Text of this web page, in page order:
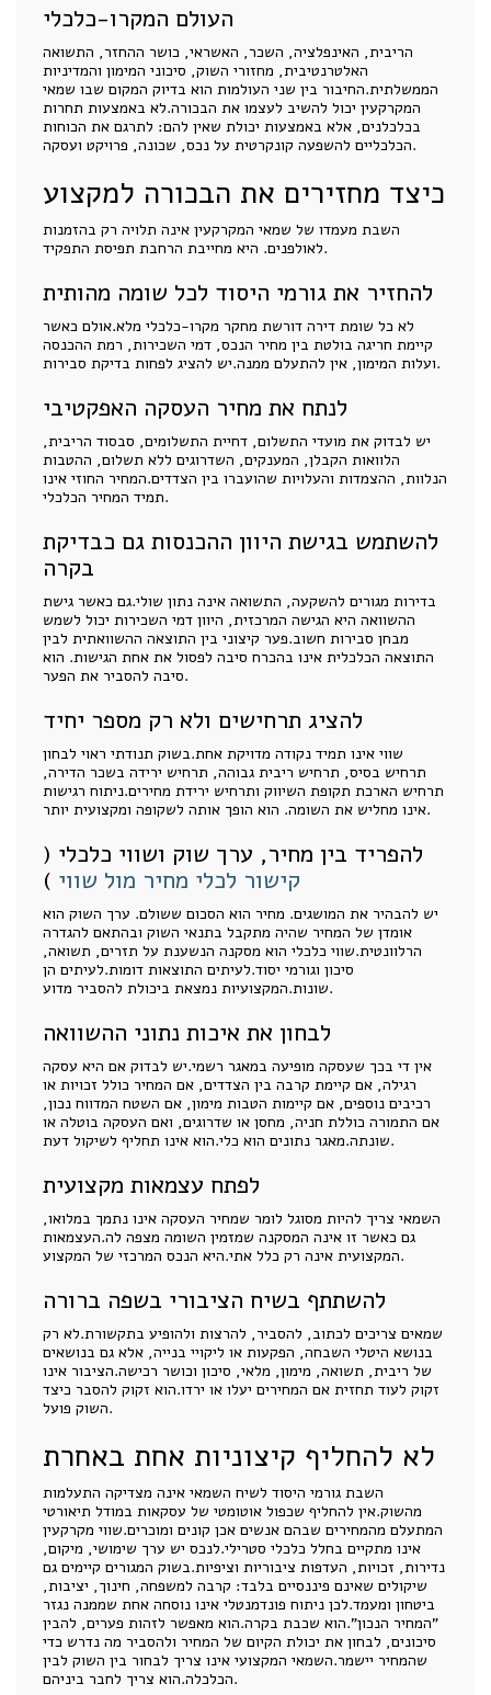
העולם המקרו-כלכלי
הריבית, האינפלציה, השכר, האשראי, כושר ההחזר, התשואה
האלטרנטיבית, מחזורי השוק, סיכוני המימון והמדיניות
הממשלתית.החיבור בין שני העולמות הוא בדיוק המקום שבו שמאי
המקרקעין יכול להשיב לעצמו את הבכורה.לא באמצעות תחרות
בכלכלנים, אלא באמצעות יכולת שאין להם: לתרגם את הכוחות
הכלכליים להשפעה קונקרטית על נכס, שכונה, פרויקט ועסקה.
כיצד מחזירים את הבכורה למקצוע
השבת מעמדו של שמאי המקרקעין אינה תלויה רק בהזמנות
לאולפנים. היא מחייבת הרחבת תפיסת התפקיד.
להחזיר את גורמי היסוד לכל שומה מהותית
לא כל שומת דירה דורשת מחקר מקרו-כלכלי מלא.אולם כאשר
קיימת חריגה בולטת בין מחיר הנכס, דמי השכירות, רמת ההכנסה
ועלות המימון, אין להתעלם ממנה.יש להציג לפחות בדיקת סבירות.
לנתח את מחיר העסקה האפקטיבי
יש לבדוק את מועדי התשלום, דחיית התשלומים, סבסוד הריבית,
הלוואות הקבלן, המענקים, השדרוגים ללא תשלום, ההטבות
הנלוות, ההצמדות והעלויות שהועברו בין הצדדים.המחיר החוזי אינו
תמיד המחיר הכלכלי.
להשתמש בגישת היוון ההכנסות גם כבדיקת
בקרה
בדירות מגורים להשקעה, התשואה אינה נתון שולי.גם כאשר גישת
ההשוואה היא הגישה המרכזית, היוון דמי השכירות יכול לשמש
מבחן סבירות חשוב.פער קיצוני בין התוצאה ההשוואתית לבין
התוצאה הכלכלית אינו בהכרח סיבה לפסול את אחת הגישות. הוא
סיבה להסביר את הפער.
להציג תרחישים ולא רק מספר יחיד
שווי אינו תמיד נקודה מדויקת אחת.בשוק תנודתי ראוי לבחון
תרחיש בסיס, תרחיש ריבית גבוהה, תרחיש ירידה בשכר הדירה,
תרחיש הארכת תקופת השיווק ותרחיש ירידת מחירים.ניתוח רגישות
אינו מחליש את השומה. הוא הופך אותה לשקופה ומקצועית יותר.
להפריד בין מחיר, ערך שוק ושווי כלכלי (
קישור לכלי מחיר מול שווי )
יש להבהיר את המושגים. מחיר הוא הסכום ששולם. ערך השוק הוא
אומדן של המחיר שהיה מתקבל בתנאי השוק ובהתאם להגדרה
הרלוונטית.שווי כלכלי הוא מסקנה הנשענת על תזרים, תשואה,
סיכון וגורמי יסוד.לעיתים התוצאות דומות.לעיתים הן
שונות.המקצועיות נמצאת ביכולת להסביר מדוע.
לבחון את איכות נתוני ההשוואה
אין די בכך שעסקה מופיעה במאגר רשמי.יש לבדוק אם היא עסקה
רגילה, אם קיימת קרבה בין הצדדים, אם המחיר כולל זכויות או
רכיבים נוספים, אם קיימות הטבות מימון, אם השטח המדווח נכון,
אם התמורה כוללת חניה, מחסן או שדרוגים, ואם העסקה בוטלה או
שונתה.מאגר נתונים הוא כלי.הוא אינו תחליף לשיקול דעת.
לפתח עצמאות מקצועית
השמאי צריך להיות מסוגל לומר שמחיר העסקה אינו נתמך במלואו,
גם כאשר זו אינה המסקנה שמזמין השומה מצפה לה.העצמאות
המקצועית אינה רק כלל אתי.היא הנכס המרכזי של המקצוע.
להשתתף בשיח הציבורי בשפה ברורה
שמאים צריכים לכתוב, להסביר, להרצות ולהופיע בתקשורת.לא רק
בנושא היטלי השבחה, הפקעות או ליקויי בנייה, אלא גם בנושאים
של ריבית, תשואה, מימון, מלאי, סיכון וכושר רכישה.הציבור אינו
זקוק לעוד תחזית אם המחירים יעלו או ירדו.הוא זקוק להסבר כיצד
השוק פועל.
לא להחליף קיצוניות אחת באחרת
השבת גורמי היסוד לשיח השמאי אינה מצדיקה התעלמות
מהשוק.אין להחליף שכפול אוטומטי של עסקאות במודל תיאורטי
המתעלם מהמחירים שבהם אנשים אכן קונים ומוכרים.שווי מקרקעין
אינו מתקיים בחלל כלכלי סטרילי.לנכס יש ערך שימושי, מיקום,
נדירות, זכויות, העדפות ציבוריות וציפיות.בשוק המגורים קיימים גם
שיקולים שאינם פיננסיים בלבד: קרבה למשפחה, חינוך, יציבות,
ביטחון ומעמד.לכן ניתוח פונדמנטלי אינו נוסחה אחת שממנה נגזר
"המחיר הנכון".הוא שכבת בקרה.הוא מאפשר לזהות פערים, להבין
סיכונים, לבחון את יכולת הקיום של המחיר ולהסביר מה נדרש כדי
שהמחיר יישמר.השמאי המקצועי אינו צריך לבחור בין השוק לבין
הכלכלה.הוא צריך לחבר ביניהם.